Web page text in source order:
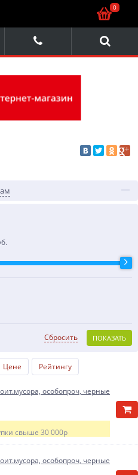
ПОКАЗАТЬ
Сбросить
Цене Рейтингу
особопроч, черные
свыше 30 000р
особопроч, черные
0